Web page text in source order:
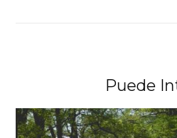
Puede